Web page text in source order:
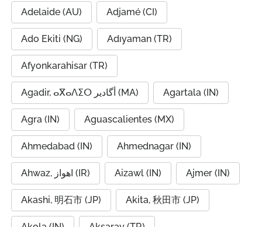
Adelaide (AU) Adjamé (CI)
Ado Ekiti (NG) Adıyaman (TR)
Afyonkarahisar (TR)
Agadir, ⴰⴳⴰⴷⵉⵔ أگادیر (MA) Agartala (IN)
Agra (IN) Aguascalientes (MX)
Ahmedabad (IN) Ahmednagar (IN)
Ahwaz, اهواز (IR) Aizawl (IN) Ajmer (IN)
Akashi, 明石市 (JP) Akita, 秋田市 (JP)